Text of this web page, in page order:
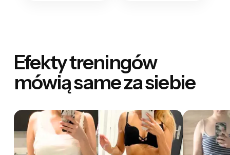
Efekty treningów
mówią same za siebie